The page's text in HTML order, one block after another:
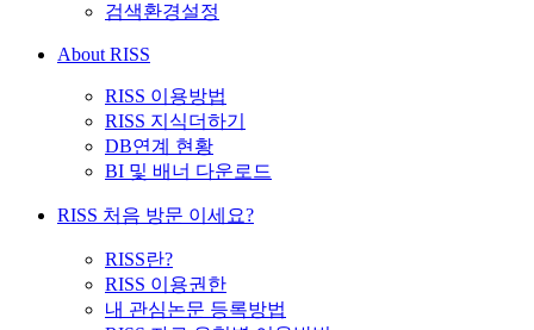
검색환경설정
About RISS
RISS 이용방법
RISS 지식더하기
DB연계 현황
BI 및 배너 다운로드
RISS 처음 방문 이세요?
RISS란?
RISS 이용권한
내 관심논문 등록방법